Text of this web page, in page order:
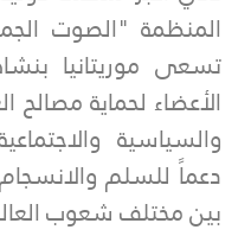
المنظمة "الصوت
تسعى موريتانيا
الأعضاء لحماية مصالح
والسياسية
دعماً للسلم والانسجام
بين مختلف شعوب